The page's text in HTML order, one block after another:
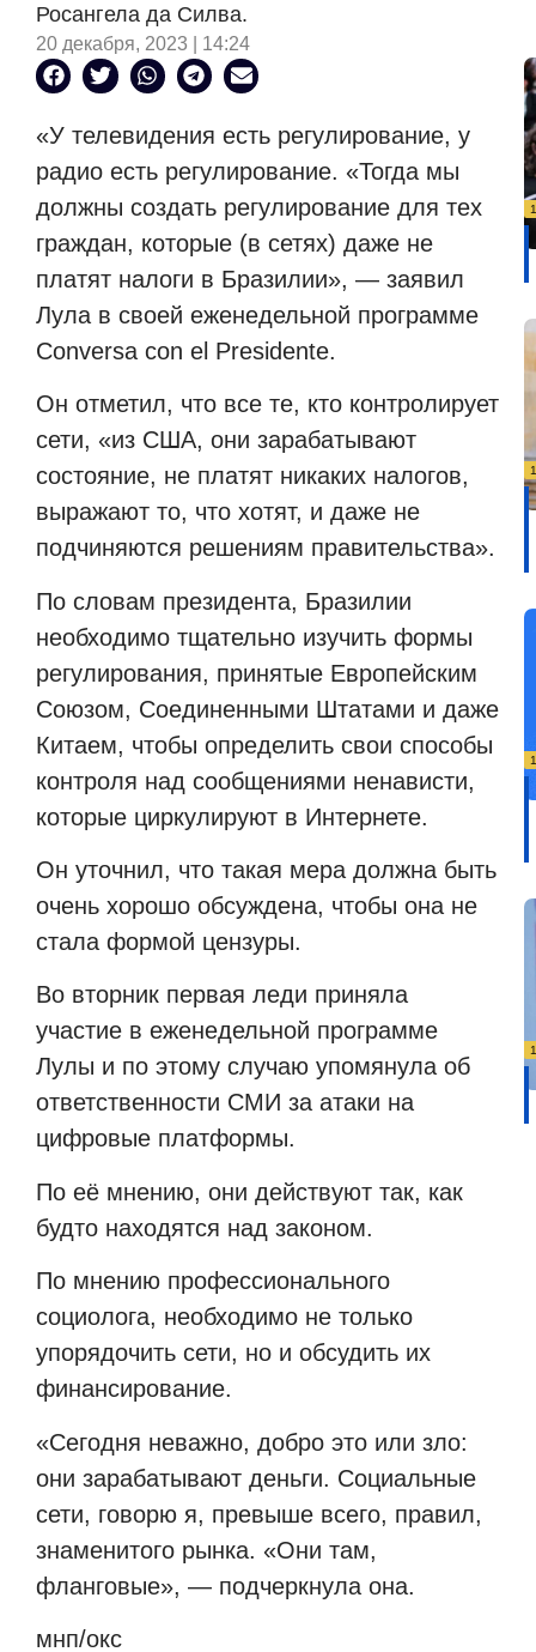
Росангела да Силва.
20 декабря, 2023 | 14:24
«У телевидения есть регулирование, у
радио есть регулирование. «Тогда мы
должны создать регулирование для тех
граждан, которые (в сетях) даже не
платят налоги в Бразилии», — заявил
Лула в своей еженедельной программе
Conversa con el Presidente.
Он отметил, что все те, кто контролирует
сети, «из США, они зарабатывают
состояние, не платят никаких налогов,
выражают то, что хотят, и даже не
подчиняются решениям правительства».
По словам президента, Бразилии
необходимо тщательно изучить формы
регулирования, принятые Европейским
Союзом, Соединенными Штатами и даже
Китаем, чтобы определить свои способы
контроля над сообщениями ненависти,
которые циркулируют в Интернете.
Он уточнил, что такая мера должна быть
очень хорошо обсуждена, чтобы она не
стала формой цензуры.
Во вторник первая леди приняла
участие в еженедельной программе
Лулы и по этому случаю упомянула об
ответственности СМИ за атаки на
цифровые платформы.
По её мнению, они действуют так, как
будто находятся над законом.
По мнению профессионального
социолога, необходимо не только
упорядочить сети, но и обсудить их
финансирование.
«Сегодня неважно, добро это или зло:
они зарабатывают деньги. Социальные
сети, говорю я, превыше всего, правил,
знаменитого рынка. «Они там,
фланговые», — подчеркнула она.
мнп/окс